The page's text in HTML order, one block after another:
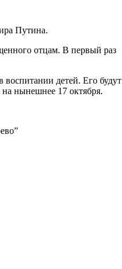
Путина.
отцам. В первый раз
воспитании детей. Его будут
на нынешнее 17 октября.